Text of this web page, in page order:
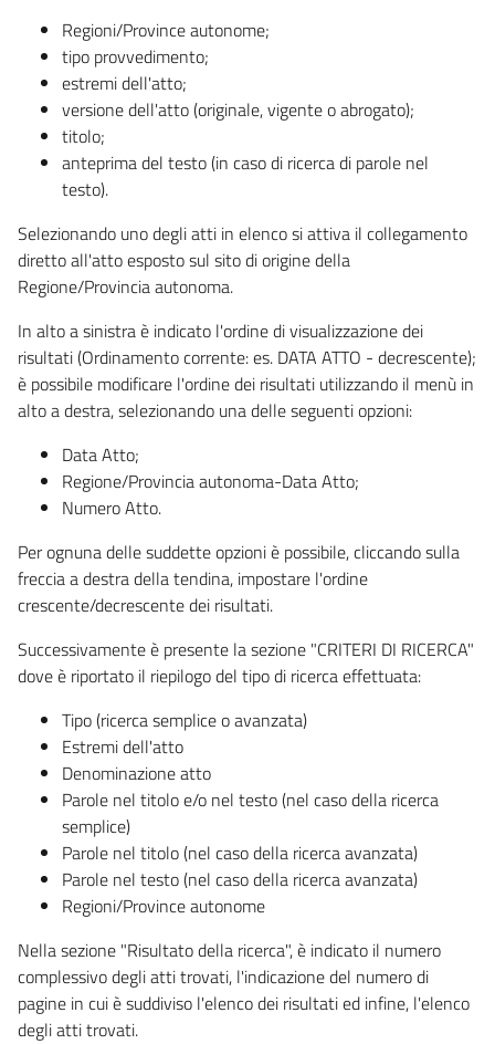
Regioni/Province autonome;
tipo provvedimento;
estremi dell'atto;
versione dell'atto (originale, vigente o abrogato);
titolo;
anteprima del testo (in caso di ricerca di parole nel
testo).
Selezionando uno degli atti in elenco si attiva il collegamento
diretto all'atto esposto sul sito di origine della
Regione/Provincia autonoma.
In alto a sinistra è indicato l'ordine di visualizzazione dei
risultati (Ordinamento corrente: es. DATA ATTO - decrescente);
è possibile modificare l'ordine dei risultati utilizzando il menù in
alto a destra, selezionando una delle seguenti opzioni:
Data Atto;
Regione/Provincia autonoma-Data Atto;
Numero Atto.
Per ognuna delle suddette opzioni è possibile, cliccando sulla
freccia a destra della tendina, impostare l'ordine
crescente/decrescente dei risultati.
Successivamente è presente la sezione "CRITERI DI RICERCA"
dove è riportato il riepilogo del tipo di ricerca effettuata:
Tipo (ricerca semplice o avanzata)
Estremi dell'atto
Denominazione atto
Parole nel titolo e/o nel testo (nel caso della ricerca
semplice)
Parole nel titolo (nel caso della ricerca avanzata)
Parole nel testo (nel caso della ricerca avanzata)
Regioni/Province autonome
Nella sezione "Risultato della ricerca", è indicato il numero
complessivo degli atti trovati, l'indicazione del numero di
pagine in cui è suddiviso l'elenco dei risultati ed infine, l'elenco
degli atti trovati.